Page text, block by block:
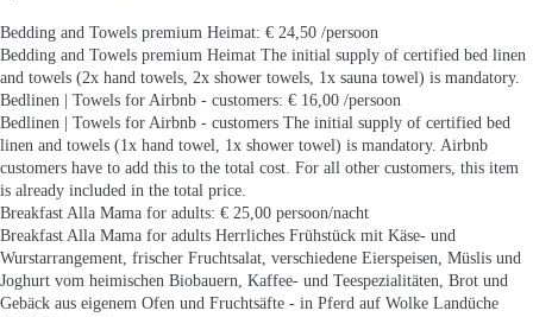
Bedding and Towels premium Heimat: € 24,50 /persoon
Bedding and Towels premium Heimat The initial supply of certified bed linen
and towels (2x hand towels, 2x shower towels, 1x sauna towel) is mandatory.
Bedlinen | Towels for Airbnb - customers: € 16,00 /persoon
Bedlinen | Towels for Airbnb - customers The initial supply of certified bed
linen and towels (1x hand towel, 1x shower towel) is mandatory. Airbnb
customers have to add this to the total cost. For all other customers, this item
is already included in the total price.
Breakfast Alla Mama for adults: € 25,00 persoon/nacht
Breakfast Alla Mama for adults Herrliches Frühstück mit Käse- und
Wurstarrangement, frischer Fruchtsalat, verschiedene Eierspeisen, Müslis und
Joghurt vom heimischen Biobauern, Kaffee- und Teespezialitäten, Brot und
Gebäck aus eigenem Ofen und Fruchtsäfte - in Pferd auf Wolke Landüche